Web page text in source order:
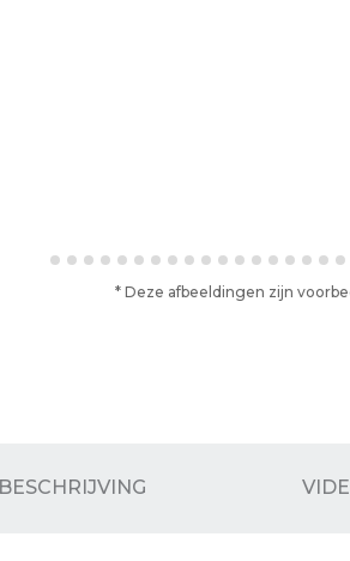
* Deze afbeeldingen zijn
BESCHRIJVING